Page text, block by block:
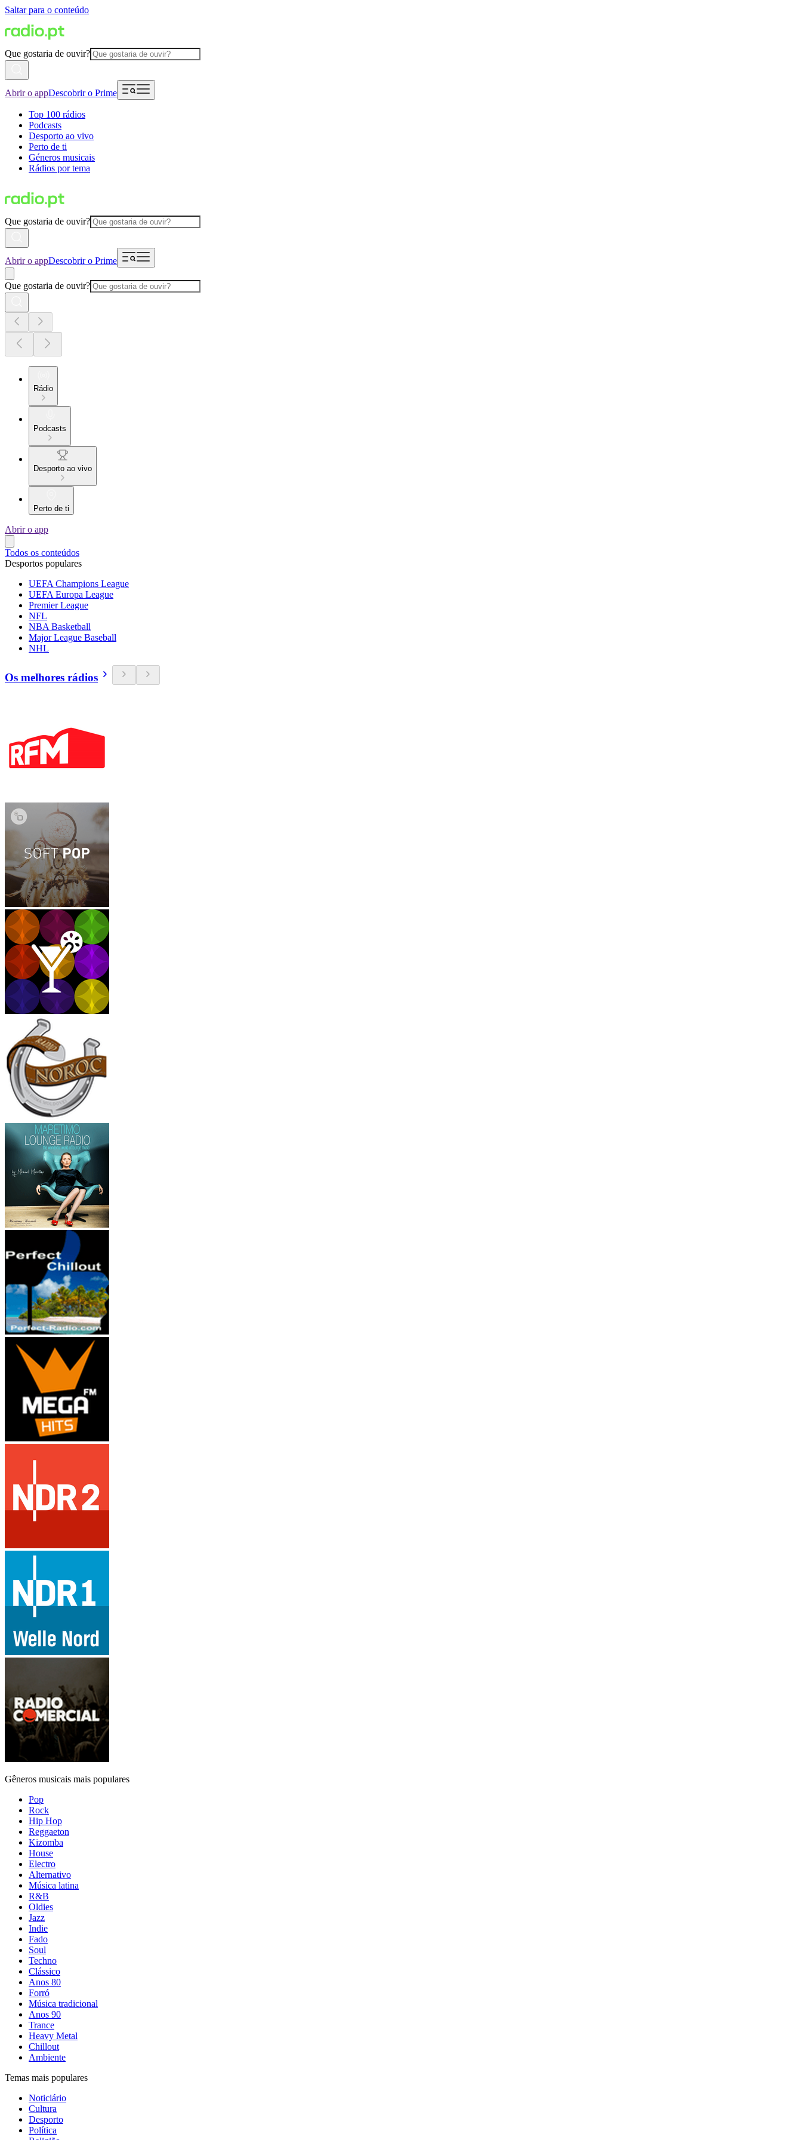
Saltar para o conteúdo
Que gostaria de ouvir?
Abrir o appDescobrir o Prime
Top 100 rádios
Podcasts
Desporto ao vivo
Perto de ti
Géneros musicais
Rádios por tema
Que gostaria de ouvir?
Abrir o appDescobrir o Prime
Que gostaria de ouvir?
Rádio
Podcasts
Desporto ao vivo
Perto de ti
Abrir o app
Todos os conteúdos
Desportos populares
UEFA Champions League
UEFA Europa League
Premier League
NFL
NBA Basketball
Major League Baseball
NHL
Os melhores rádios
Gêneros musicais mais populares
Pop
Rock
Hip Hop
Reggaeton
Kizomba
House
Electro
Alternativo
Música latina
R&B
Oldies
Jazz
Indie
Fado
Soul
Techno
Clássico
Anos 80
Forró
Música tradicional
Anos 90
Trance
Heavy Metal
Chillout
Ambiente
Temas mais populares
Noticiário
Cultura
Desporto
Política